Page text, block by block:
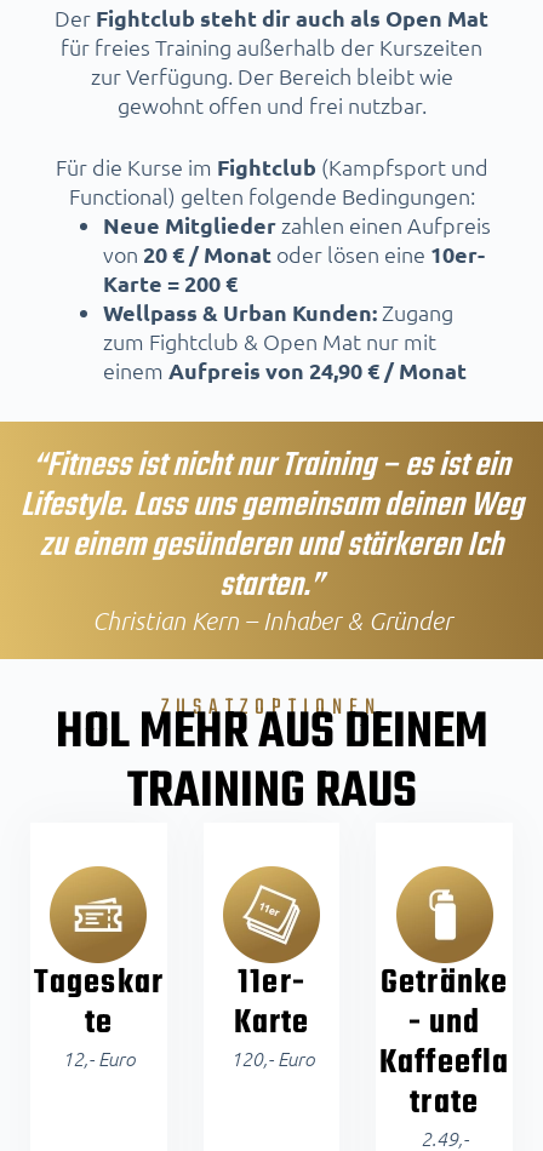
Der Fightclub steht dir auch als Open Mat
für freies Training außerhalb der Kurszeiten
zur Verfügung. Der Bereich bleibt wie
gewohnt offen und frei nutzbar.
Für die Kurse im Fightclub (Kampfsport und
Functional) gelten folgende Bedingungen:
Neue Mitglieder zahlen einen Aufpreis
von 20 € / Monat oder lösen eine 10er-
Karte = 200 €
Wellpass & Urban Kunden: Zugang
zum Fightclub & Open Mat nur mit
einem Aufpreis von 24,90 € / Monat
“Fitness ist nicht nur Training – es ist ein
Lifestyle. Lass uns gemeinsam deinen Weg
zu einem gesünderen und stärkeren Ich
starten.”
Christian Kern – Inhaber & Gründer
ZUSATZOPTIONEN
HOL MEHR AUS DEINEM
TRAINING RAUS
Tageskar
te
12,- Euro
11er-
Karte
120,- Euro
Getränke
- und
Kaffeefla
trate
2.49,-